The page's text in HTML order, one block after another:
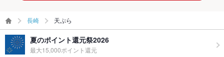
長崎 天ぷら
夏のポイント還元祭2026
最大15,000ポイント還元